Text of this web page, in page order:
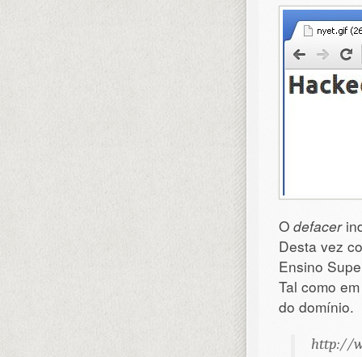
O defacer
Desta vez
Ensino
Tal como
do domínio.
http://